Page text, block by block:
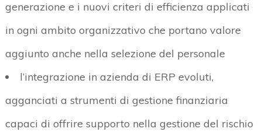
generazione e i nuovi criteri di efficienza applicati
in ogni ambito organizzativo che portano valore
aggiunto anche nella selezione del personale
l’integrazione in azienda di ERP evoluti,
agganciati a strumenti di gestione finanziaria
capaci di offrire supporto nella gestione del rischio